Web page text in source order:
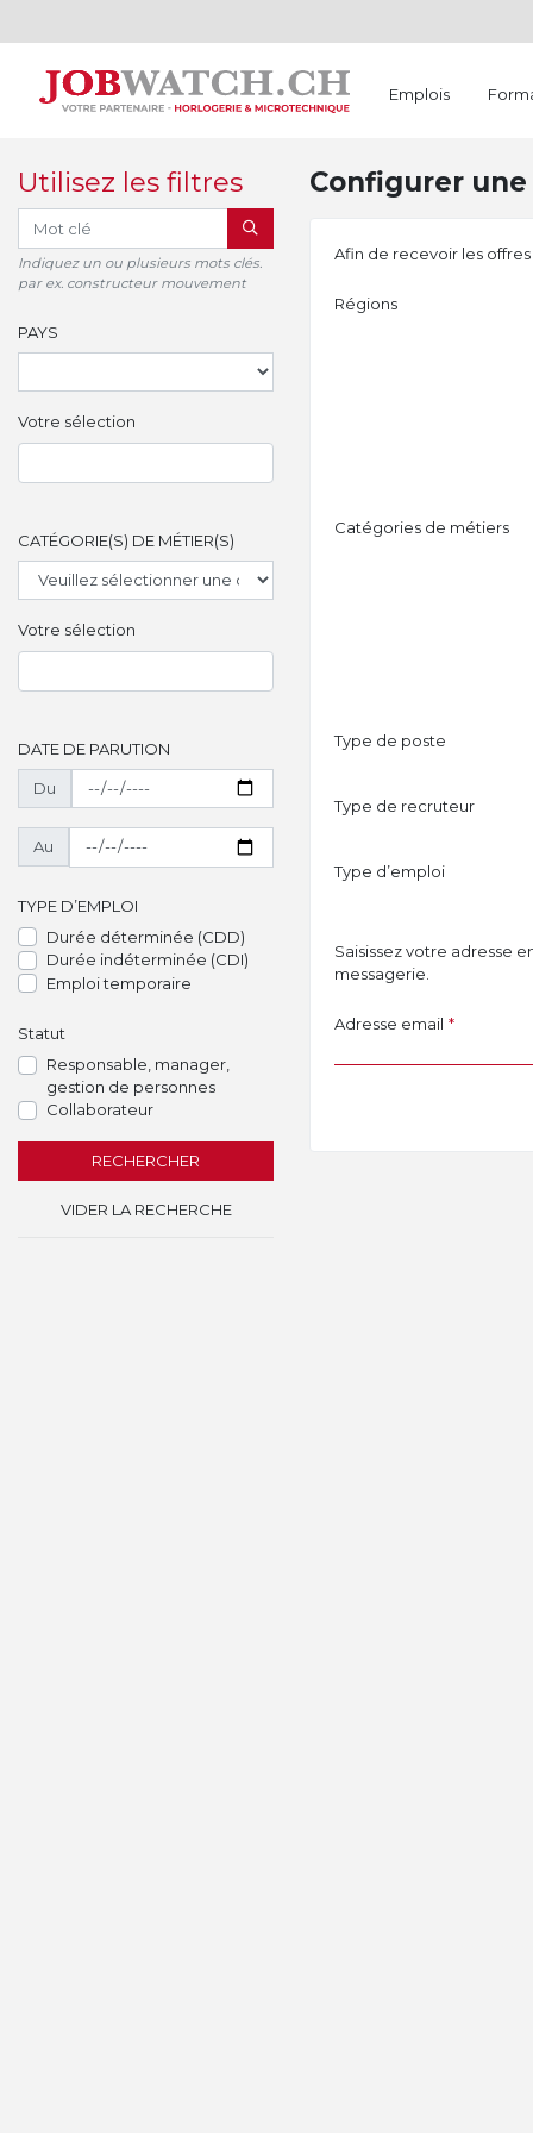
Emplois
Utilisez les filtres
RECHERCHER
Indiquez un ou plusieurs mots clés.
par ex. constructeur mouvement
PAYS
Votre sélection
CATÉGORIE(S) DE MÉTIER(S)
Votre sélection
DATE DE PARUTION
Du
Au
TYPE D’EMPLOI
Durée déterminée (CDD)
Durée indéterminée (CDI)
Emploi temporaire
Statut
Responsable, manager,
gestion de personnes
Collaborateur
RECHERCHER
VIDER LA RECHERCHE
Configurer
Afin de recevoir les
Régions
Catégories de métiers
Type de poste
Type de recruteur
Type d’emploi
Saisissez votre adresse
messagerie.
Adresse email *